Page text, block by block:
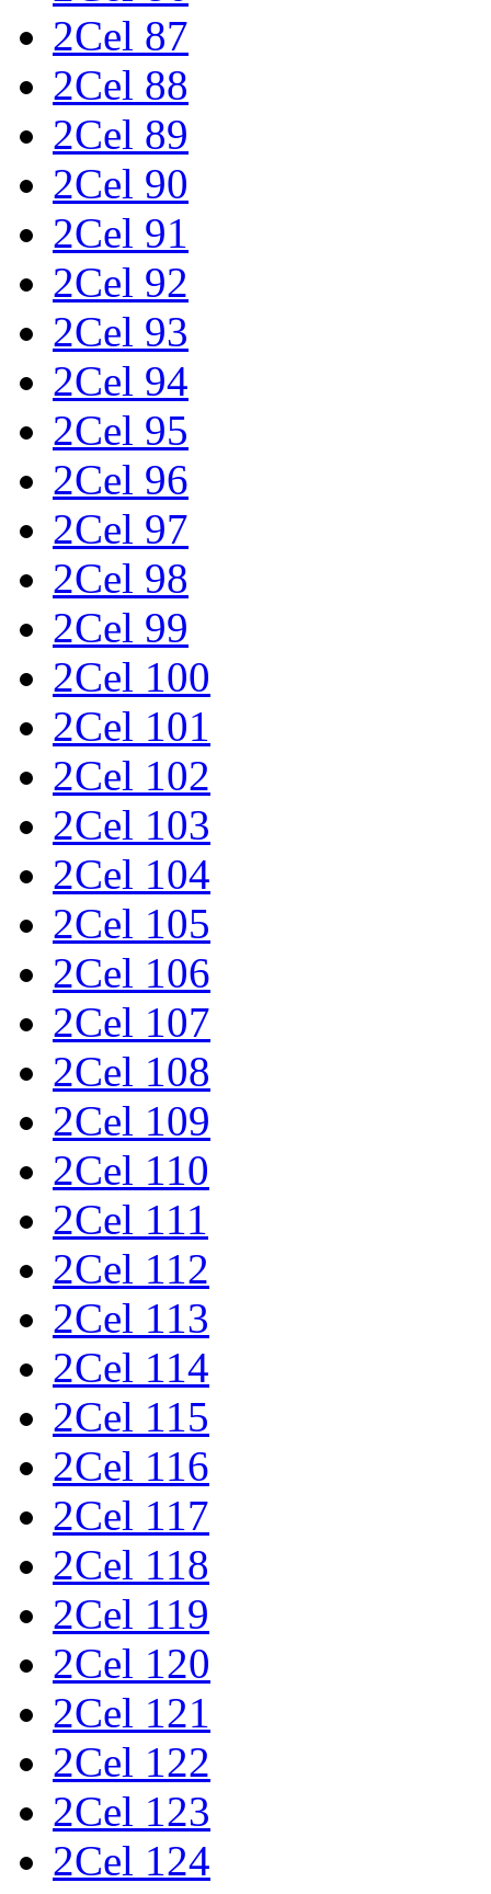
2Cel 87
2Cel 88
2Cel 89
2Cel 90
2Cel 91
2Cel 92
2Cel 93
2Cel 94
2Cel 95
2Cel 96
2Cel 97
2Cel 98
2Cel 99
2Cel 100
2Cel 101
2Cel 102
2Cel 103
2Cel 104
2Cel 105
2Cel 106
2Cel 107
2Cel 108
2Cel 109
2Cel 110
2Cel 111
2Cel 112
2Cel 113
2Cel 114
2Cel 115
2Cel 116
2Cel 117
2Cel 118
2Cel 119
2Cel 120
2Cel 121
2Cel 122
2Cel 123
2Cel 124